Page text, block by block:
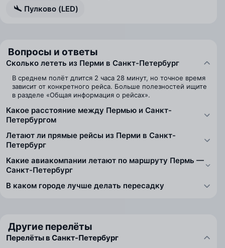
Пулково (LED)
Вопросы и ответы
Сколько лететь из Перми в Санкт-Петербург
В среднем полёт длится 2 часа 28 минут, но точное время
зависит от конкретного рейса. Больше полезностей ищите
в разделе «Общая информация о рейсах».
Какое расстояние между Пермью и Санкт-
Петербургом
Летают ли прямые рейсы из Перми в Санкт-
Петербург
Какие авиакомпании летают по маршруту Пермь —
Санкт-Петербург
В каком городе лучше делать пересадку
Другие перелёты
Перелёты в Санкт-Петербург